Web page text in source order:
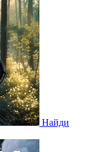
Найди